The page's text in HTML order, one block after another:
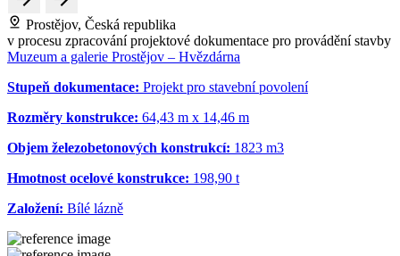
Prostějov, Česká republika
v procesu zpracování projektové dokumentace pro provádění stavby
Muzeum a galerie Prostějov – Hvězdárna
Stupeň dokumentace: Projekt pro stavební povolení
Rozměry konstrukce: 64,43 m x 14,46 m
Objem železobetonových konstrukcí: 1823 m3
Hmotnost ocelové konstrukce: 198,90 t
Založení: Bílé lázně